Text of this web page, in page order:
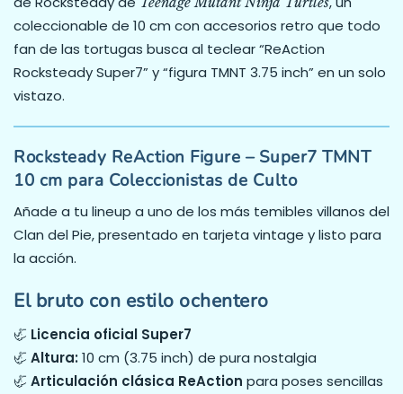
coleccionable de 10 cm con accesorios retro que todo
fan de las tortugas busca al teclear “ReAction
Rocksteady Super7” y “figura TMNT 3.75 inch” en un solo
vistazo.
Rocksteady ReAction Figure – Super7 TMNT
10 cm para Coleccionistas de Culto
Añade a tu lineup a uno de los más temibles villanos del
Clan del Pie, presentado en tarjeta vintage y listo para
la acción.
El bruto con estilo ochentero
🦏 Licencia oficial Super7
🦏 Altura: 10 cm (3.75 inch) de pura nostalgia
🦏 Articulación clásica ReAction para poses sencillas